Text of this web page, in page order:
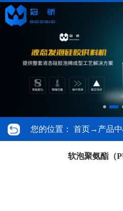
您的位置： 首页→ 产品
软泡聚氨酯（